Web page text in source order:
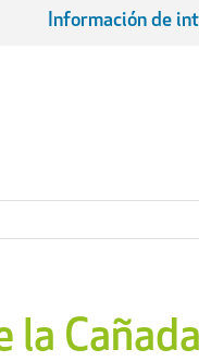
Información de
la